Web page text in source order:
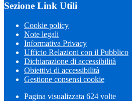
Sezione Link Utili
Cookie policy
Note legali
Informativa Privacy
Ufficio Relazioni con il Pubblico
Dichiarazione di accessibilità
Obiettivi di accessibilità
Gestione consensi cookie
Pagina visualizzata 624 volte